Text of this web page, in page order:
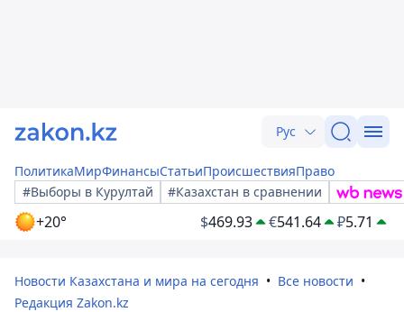
Рус
ПолитикаМирФинансыСтатьиПроисшествияПраво
#Выборы в Курултай
#Казахстан в сравнении
+20° $469.93 €541.64 ₽5.71
Новости Казахстана и мира на сегодня
Все новости
Редакция Zakon.kz